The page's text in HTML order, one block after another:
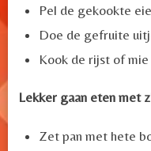
Pel de gekookte
Doe de gefruite
Kook de rijst of
Lekker gaan eten met
Zet pan met hete